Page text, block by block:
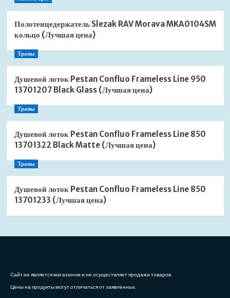
Полотенцедержатель Slezak RAV Morava MKA0104SM
кольцо (Лучшая цена)
Трапы
Душевой лоток Pestan Confluo Frameless Line 950
13701207 Black Glass (Лучшая цена)
Трапы
Душевой лоток Pestan Confluo Frameless Line 850
13701322 Black Matte (Лучшая цена)
Трапы
Душевой лоток Pestan Confluo Frameless Line 850
13701233 (Лучшая цена)
Сайт не является магазином и не осуществляет продажи товаров.
Цены на продукты могут отличаться от заявленных.